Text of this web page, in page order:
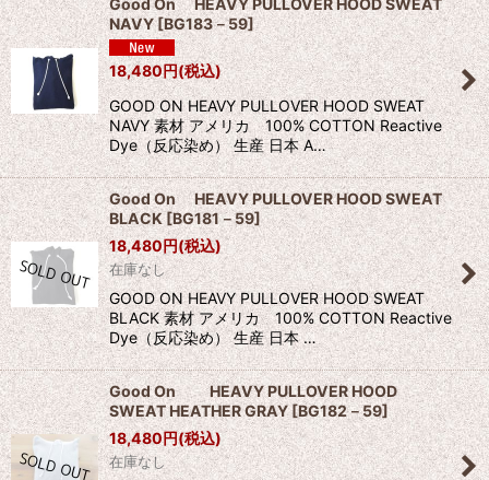
NAVY[BG183－59]
18,480円(税込)
GOOD ON HEAVY PULLOVER HOOD SWEAT
NAVY 素材 アメリカ 100% COTTON Reactive
Dye（反応染め） 生産 日本 A…
Good On HEAVY PULLOVER HOOD SWEAT
BLACK [BG181－59]
18,480円(税込)
在庫なし
GOOD ON HEAVY PULLOVER HOOD SWEAT
BLACK 素材 アメリカ 100% COTTON Reactive
Dye（反応染め） 生産 日本 …
Good On HEAVY PULLOVER HOOD
SWEAT HEATHER GRAY[BG182－59]
18,480円(税込)
在庫なし